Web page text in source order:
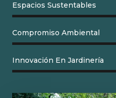
Espacios Sustentables
Compromiso Ambiental
Innovación En Jardinería